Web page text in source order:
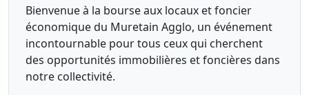
Bienvenue à la bourse aux locaux et foncier
économique du Muretain Agglo, un événement
incontournable pour tous ceux qui cherchent
des opportunités immobilières et foncières dans
notre collectivité.